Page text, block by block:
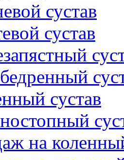
сустав
сустав
сустав
на